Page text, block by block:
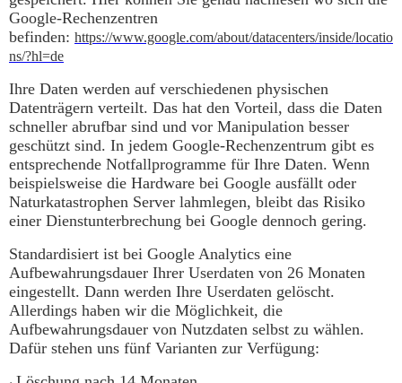
Google-Rechenzentren
befinden: https://www.google.com/about/datacenters/inside/locatio
ns/?hl=de
Ihre Daten werden auf verschiedenen physischen
Datenträgern verteilt. Das hat den Vorteil, dass die Daten
schneller abrufbar sind und vor Manipulation besser
geschützt sind. In jedem Google-Rechenzentrum gibt es
entsprechende Notfallprogramme für Ihre Daten. Wenn
beispielsweise die Hardware bei Google ausfällt oder
Naturkatastrophen Server lahmlegen, bleibt das Risiko
einer Dienstunterbrechung bei Google dennoch gering.
Standardisiert ist bei Google Analytics eine
Aufbewahrungsdauer Ihrer Userdaten von 26 Monaten
eingestellt. Dann werden Ihre Userdaten gelöscht.
Allerdings haben wir die Möglichkeit, die
Aufbewahrungsdauer von Nutzdaten selbst zu wählen.
Dafür stehen uns fünf Varianten zur Verfügung: